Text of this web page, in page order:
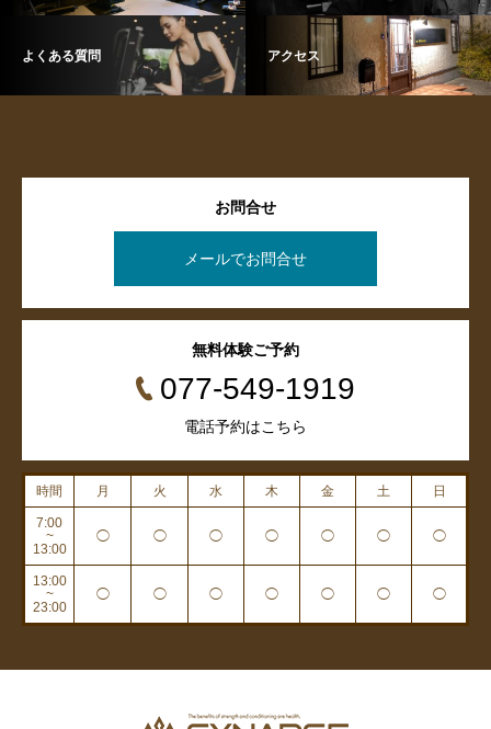
よくある質問 アクセス
お問合せ
メールでお問合せ
無料体験ご予約
077-549-1919
電話予約はこちら
時間 月 火 水 木 金 土 日
7:00
~
13:00
◯ ◯ ◯ ◯ ◯ ◯ ◯
13:00
~
23:00
◯ ◯ ◯ ◯ ◯ ◯ ◯